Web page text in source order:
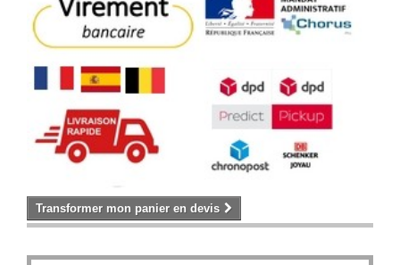
Transformer mon panier en devis